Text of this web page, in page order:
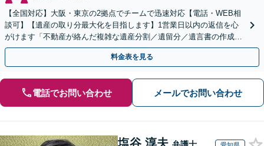
【全国対応】大阪・東京の2拠点でチームで迅速対応【電話・WEB相
談可】【遺産の取り分最大化を目指します】1営業日以内の返信を心
がけます「不動産が絡んだ複雑な遺産分割／遺留分／遺言書の作成・
執行／事業承継など、お任せください」【休日相談あり】
料金表を見る
電話でお問い合わせ メールでお問い合わせ
塩谷 淳夫 愛知県